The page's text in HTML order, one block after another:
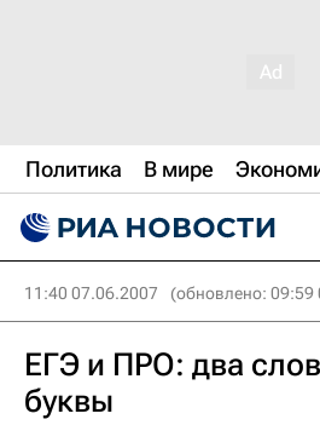
Политика В мире
11:40 07.06.2007 (обновлено: 09:59
ЕГЭ и ПРО: два
буквы